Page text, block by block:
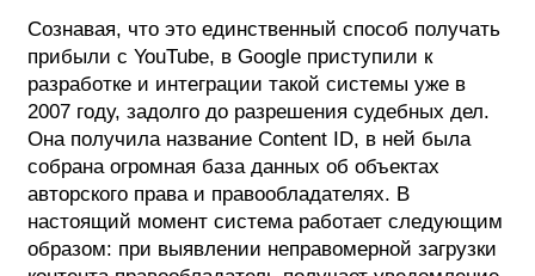
Сознавая, что это единственный способ получать
прибыли с YouTube, в Google приступили к
разработке и интеграции такой системы уже в
2007 году, задолго до разрешения судебных дел.
Она получила название Content ID, в ней была
собрана огромная база данных об объектах
авторского права и правообладателях. В
настоящий момент система работает следующим
образом: при выявлении неправомерной загрузки